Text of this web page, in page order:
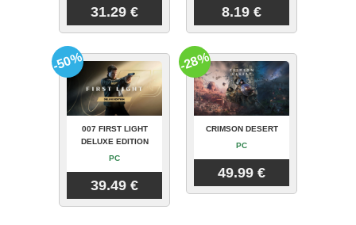
31.29 € 8.19 €
007 FIRST LIGHT
DELUXE EDITION
PC
39.49 €
-50%
CRIMSON DESERT
PC
49.99 €
-28%